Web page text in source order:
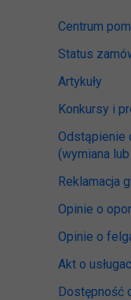
Centrum
Status
Artykuły
Konkursy i
Odstąpienie
(wymiana
Reklamacja
Opinie o
Opinie o
Akt o
Dostępność